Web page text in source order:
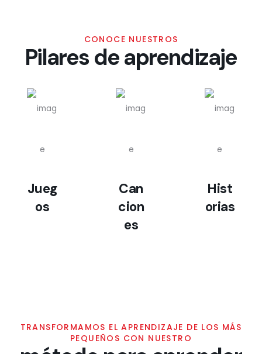
Jueg
os
Can
cion
es
Hist
orias
CONOCE NUESTROS
Pilares de aprendizaje
TRANSFORMAMOS EL APRENDIZAJE DE LOS MÁS
PEQUEÑOS CON NUESTRO